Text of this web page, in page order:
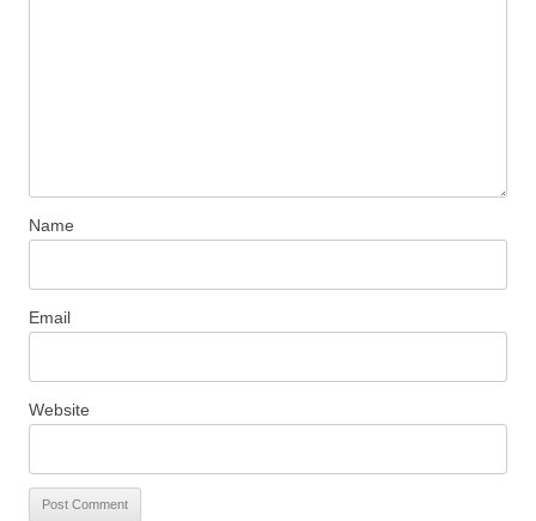
Name
Email
Website